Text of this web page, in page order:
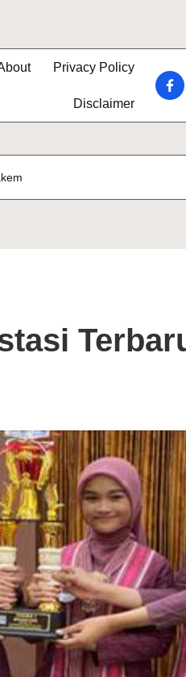
Privacy Policy
Disclaimer